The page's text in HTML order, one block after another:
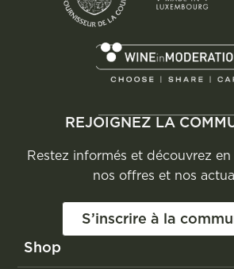
REJOIGNEZ LA
Restez informés et découvrez
nos offres et nos
S’inscrire à la
Shop